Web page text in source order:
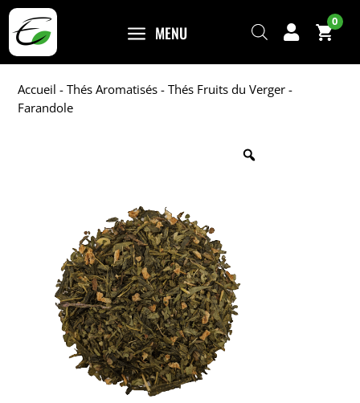
a MENU 
0
Accueil -Thés Aromatisés -Thés Fruits du Verger -
Farandole